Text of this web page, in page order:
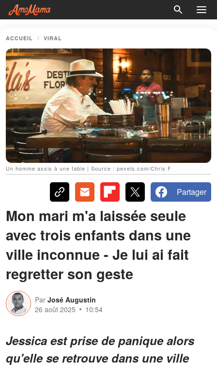
ACCUEIL VIRAL
Un homme assis à une table | Source : pexels.com/Chris F
Partager
Mon mari m'a laissée seule
avec trois enfants dans une
ville inconnue - Je lui ai fait
regretter son geste
Par José Augustin
26 août 2025
10:54
Jessica est prise de panique alors
qu'elle se retrouve dans une ville